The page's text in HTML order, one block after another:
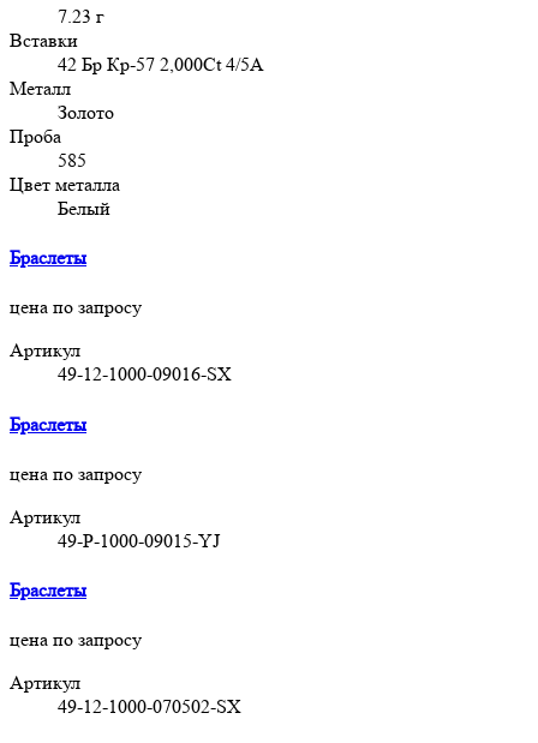
7.23 г
Вставки
42 Бр Кр-57 2,000Ct 4/5А
Металл
Золото
Проба
585
Цвет металла
Белый
Браслеты
цена по запросу
Артикул
49-12-1000-09016-SX
Браслеты
цена по запросу
Артикул
49-P-1000-09015-YJ
Браслеты
цена по запросу
Артикул
49-12-1000-070502-SX